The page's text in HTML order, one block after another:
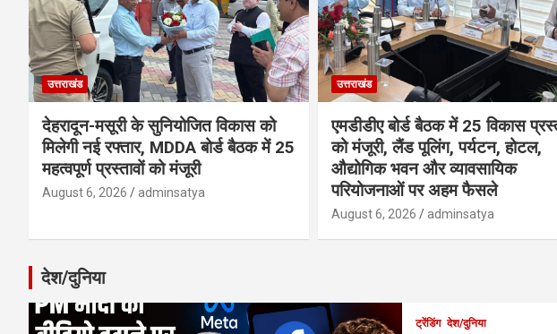
उत्तराखंड
देहरादून-मसूरी के सुनियोजित विकास को
मिलेगी नई रफ्तार, MDDA बोर्ड बैठक में 25
महत्वपूर्ण प्रस्तावों को मंजूरी
August 6, 2026 adminsatya
उत्तराखंड
एमडीडीए बोर्ड बैठक में 25 विकास
को मंजूरी, लैंड पूलिंग, पर्यटन, होटल,
औद्योगिक भवन और व्यावसायिक
परियोजनाओं पर अहम फैसले
August 6, 2026 adminsatya
देश/दुनिया
ट्रेंडिंग देश/दुनिया